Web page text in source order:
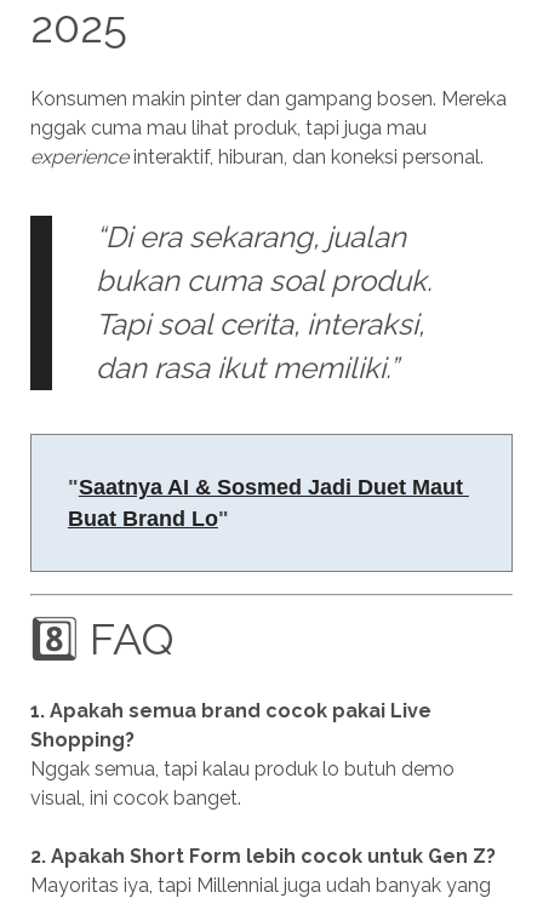
2025
Konsumen makin pinter dan gampang bosen. Mereka
nggak cuma mau lihat produk, tapi juga mau
experienceinteraktif, hiburan, dan koneksi personal.
“Di era sekarang, jualan
bukan cuma soal produk.
Tapi soal cerita, interaksi,
dan rasa ikut memiliki.”
"Saatnya AI & Sosmed Jadi Duet Maut
Buat Brand Lo"
8️⃣ FAQ
1. Apakah semua brand cocok pakai Live
Shopping?
Nggak semua, tapi kalau produk lo butuh demo
visual, ini cocok banget.
2. Apakah Short Form lebih cocok untuk Gen Z?
Mayoritas iya, tapi Millennial juga udah banyak yang